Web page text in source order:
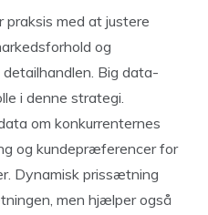
med at justere
og
Big data-
i denne strategi.
om konkurrenternes
og kundepræferencer for
Dynamisk prissætning
men hjælper også